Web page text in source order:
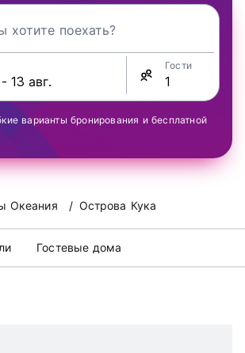
хотите поехать?
Гости
варианты бронирования и бесплатной
Океания Острова Кука
Гостевые дома